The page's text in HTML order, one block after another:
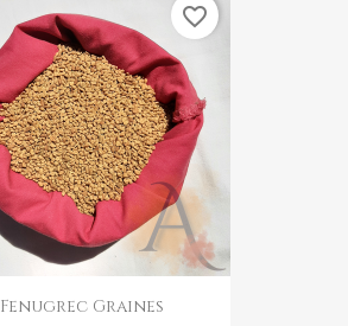
Fenugrec Graines
favorite_border